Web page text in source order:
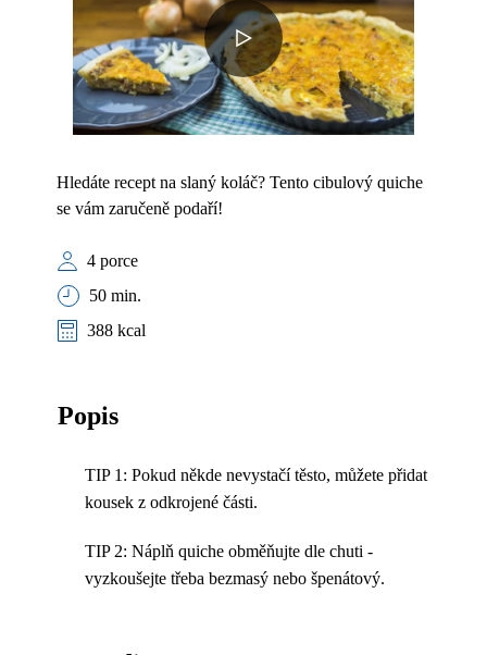
Hledáte recept na slaný koláč? Tento cibulový quiche
se vám zaručeně podaří!
4 porce
50 min.
388 kcal
Popis
TIP 1: Pokud někde nevystačí těsto, můžete přidat
kousek z odkrojené části.
TIP 2: Náplň quiche obměňujte dle chuti -
vyzkoušejte třeba bezmasý nebo špenátový.